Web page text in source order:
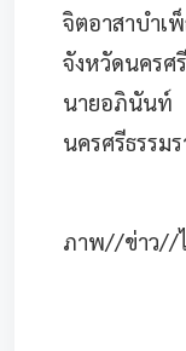
จิตอาสาบำ
จังหวัดนคร
นายอภินันท์
นครศรีธรรม
ภาพ//ข่าว//